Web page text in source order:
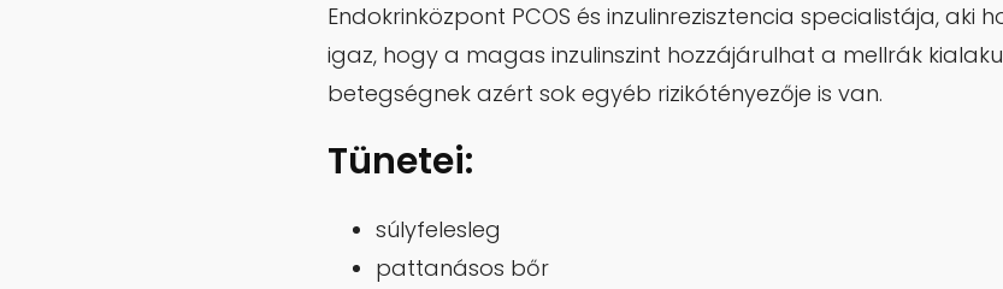
Endokrinközpont PCOS és inzulinrezisztencia specialistája, aki
igaz, hogy a magas inzulinszint hozzájárulhat a mellrák
betegségnek azért sok egyéb rizikótényezője is van.
Tünetei:
súlyfelesleg
pattanásos bőr